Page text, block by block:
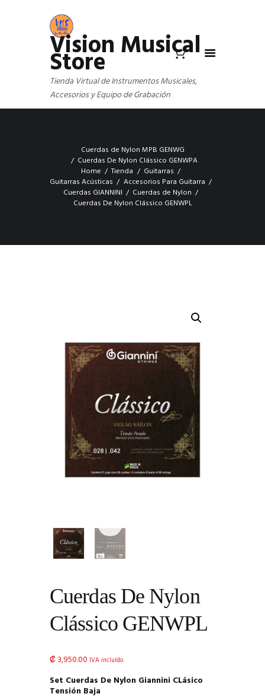
Vision Musical
Store
Tienda Virtual de Instrumentos Musicales,
Accesorios y Equipo de Grabación
Cuerdas de Nylon MPB GENWG
Cuerdas De Nylon Clássico GENWPA
Home
Tienda
Guitarras
Guitarras Acústicas
Accesorios Para Guitarra
Cuerdas GIANNINI
Cuerdas de Nylon
Cuerdas De Nylon Clássico GENWPL
Cuerdas De Nylon
Clássico GENWPL
₡3,950.00 IVA incluído.
Set Cuerdas De Nylon Giannini CLásico
Tensión Baja